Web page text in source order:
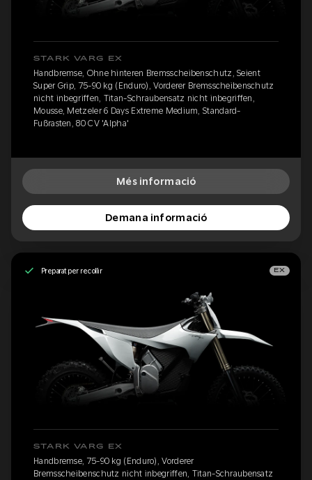
STARK VARG EX
Handbremse, Ohne hinteren Bremsscheibenschutz, Seient
Super Grip, 75-90 kg (Enduro), Vorderer Bremsscheibenschutz
nicht inbegriffen, Titan-Schraubensatz nicht inbegriffen,
Mousse, Metzeler 6 Days Extreme Medium, Standard-
Fußrasten, 80 CV 'Alpha'
Més informació
Demana informació
Preparat per recollir EX
STARK VARG EX
Handbremse, 75-90 kg (Enduro), Vorderer
Bremsscheibenschutz nicht inbegriffen, Titan-Schraubensatz